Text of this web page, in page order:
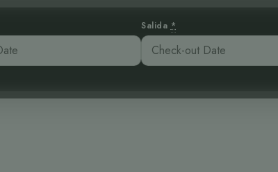
Salida *